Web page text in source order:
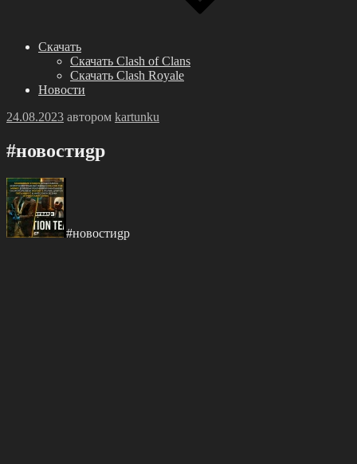
Скачать
Скачать Clash of Clans
Скачать Clash Royale
Новости
Опубликовано
24.08.2023 автором kartunku
#новостиgр
#новостиgр